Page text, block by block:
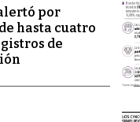
por
hasta cuatro
de